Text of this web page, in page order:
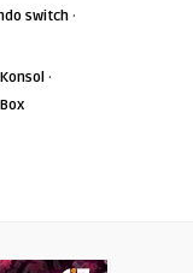
switch·
Konsol ·